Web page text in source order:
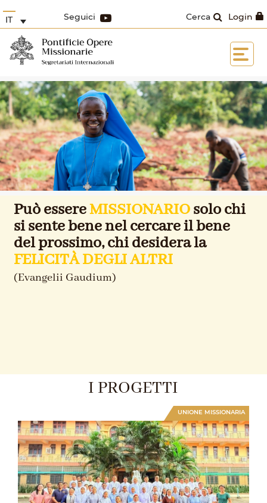
Login
Cerca
Seguici
IT
Può essereMISSIONARIOsolo chi
si sente bene nel cercare il bene
del prossimo, chi desidera la
FELICITÀ DEGLI ALTRI
(Evangelii Gaudium)
I PROGETTI
UNIONE MISSIONARIA